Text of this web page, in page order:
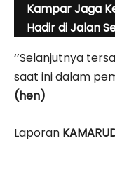
Kampar Jaga
Hadir di Jalan
‘’Selanjutnya
saat ini dalam
(hen)
Laporan